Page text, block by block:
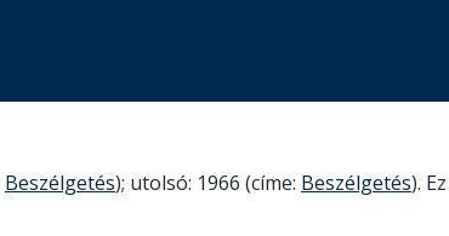
Beszélgetés); utolsó: 1966 (címe: Beszélgetés).